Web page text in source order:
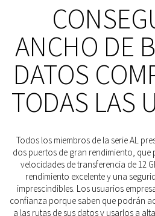
ANCHO DE
DATOS
TODAS LAS
Todos los miembros de la serie AL
dos puertos de gran rendimiento, que
velocidades de transferencia de 12
rendimiento excelente y una
imprescindibles. Los usuarios
confianza porque saben que podrán
a las rutas de sus datos y usarlos a